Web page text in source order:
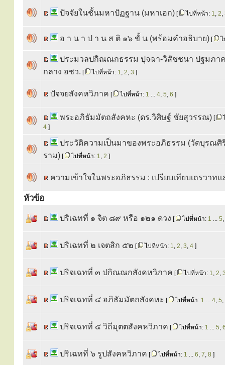
ปัจจัยในชั้นมหาปัฏฐาน (มหาเอก) [ ไปที่หน้า: 1, 2,
อ า น า ป า น ส ติ ๑๖ ขั้ น (พร้อมคำอธิบาย) [
ประมวลปกิณณกธรรม ปุจฉา-วิสัชชนา ปฐมภา
กลาง อชว. [ ไปที่หน้า: 1, 2, 3 ]
ปัจจยสังคหวิภาค [ ไปที่หน้า: 1 ... 4, 5, 6 ]
พระอภิธัมมัตถสังคหะ (ดร.วิศิษฐ์ ชัยสุวรรณ) [
4 ]
ประวัติความเป็นมาของพระอภิธรรม (วัดบุรณศิ
ราม) [ ไปที่หน้า: 1, 2 ]
ความเข้าใจในพระอภิธรรม : เปรียบเทียบเถรวาท
หัวข้อ
ปริเฉทที่ ๑ จิต ๘๙ หรือ ๑๒๑ ดวง [ ไปที่หน้า: 1 ... 5,
ปริเฉทที่ ๒ เจตสิก ๕๒ [ ไปที่หน้า: 1, 2, 3, 4 ]
ปริจเฉทที่ ๓ ปกิณณกสังคหวิภาค [ ไปที่หน้า: 1, 2,
ปริจเฉทที่ ๔ อภิธัมมัตถสังคหะ [ ไปที่หน้า: 1 ... 4, 5,
ปริจเฉทที่ ๕ วิถีมุตตสังคหวิภาค [ ไปที่หน้า: 1 ... 5,
ปริเฉทที่ ๖ รูปสังคหวิภาค [ ไปที่หน้า: 1 ... 6, 7, 8 ]